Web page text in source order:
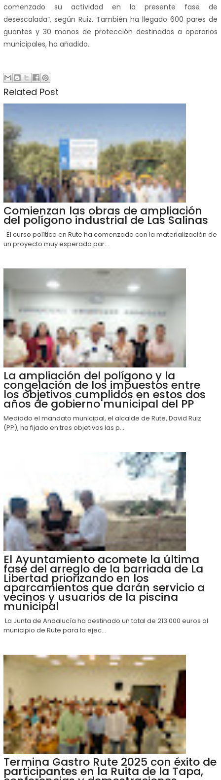
comenzado su actividad en la presente fase de
desescalada”, según Ruiz. También ha llegado 600 pares de
guantes y 30 monos de protección destinados a operarios
municipales, ha añadido.
Related Post
Comienzan las obras de ampliación
del polígono industrial de Las Salinas
El curso político en Rute ha comenzado con la materialización de
un proyecto muy esperado par...
La ampliación del polígono y la
congelación de los impuestos entre
los objetivos cumplidos en estos dos
años de gobierno municipal del PP
Mediado el mandato municipal, el alcalde de Rute, David Ruiz
(PP), ha fijado en tres objetivos las p...
El Ayuntamiento acomete la última
fase del arreglo de la barriada de La
Libertad priorizando en los
aparcamientos que darán servicio a
vecinos y usuarios de la piscina
municipal
La Junta de Andalucía ha destinado un total de 213.000 euros al
municipio de Rute para la ejec...
Termina Gastro Rute 2025 con éxito de
participantes en la Ruita de la Tapa,